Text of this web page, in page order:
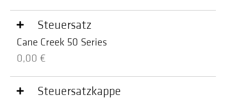
Steuersatz
Cane Creek 50 Series
0,00 €
Steuersatzkappe